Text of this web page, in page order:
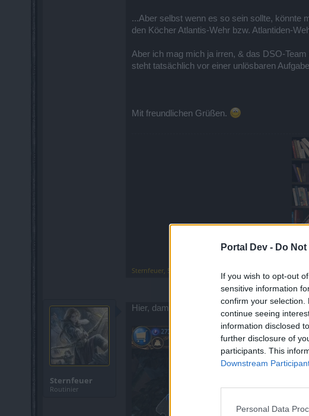
Portal Dev - Do
If you wish to opt-out
sensitive information
confirm your
continue seeing
information disclosed
further disclosure of
participants. This
Downstream
Personal Data
...Aber selbst wenn es so sein sollte, könnte
den Köcher Atlantis-Wehr bzw. Atlantiden-
Aber ich mag mich ja irren, & das DSO-
steht tatsächlich vor einer unlösbaren
Mit freundlichen Grüßen.
Sternfeuer 5 Juni 2019
Sternfeuer
Routinier
Hier, damit ich dafür keinen Extra-Thread